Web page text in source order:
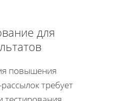
для
повышения
требует